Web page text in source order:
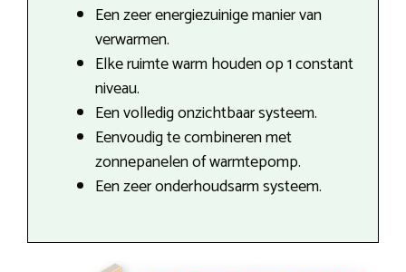
Een zeer energiezuinige manier van
verwarmen.
Elke ruimte warm houden op 1 constant
niveau.
Een volledig onzichtbaar systeem.
Eenvoudig te combineren met
zonnepanelen of warmtepomp.
Een zeer onderhoudsarm systeem.